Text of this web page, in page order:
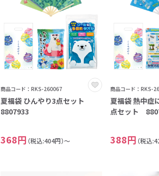
商品コード：RKS-260067
夏福袋 ひんやり3点セット
8807933
368円 （税込:404円）～
商品コード：RKS-
夏福袋 熱中症
点セット
388円 （税込